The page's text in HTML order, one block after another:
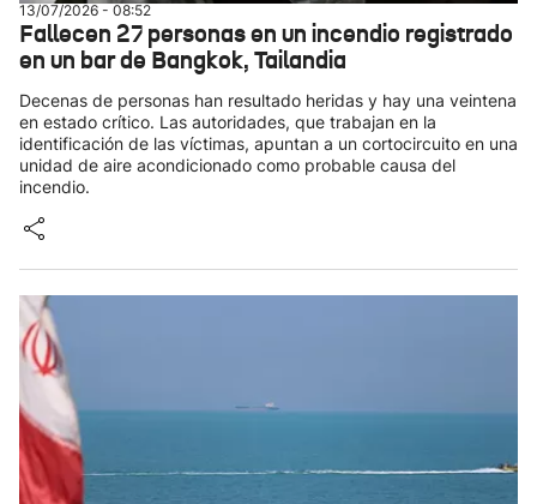
13/07/2026 - 08:52
Fallecen 27 personas en un incendio registrado
en un bar de Bangkok, Tailandia
Decenas de personas han resultado heridas y hay una veintena
en estado crítico. Las autoridades, que trabajan en la
identificación de las víctimas, apuntan a un cortocircuito en una
unidad de aire acondicionado como probable causa del
incendio.